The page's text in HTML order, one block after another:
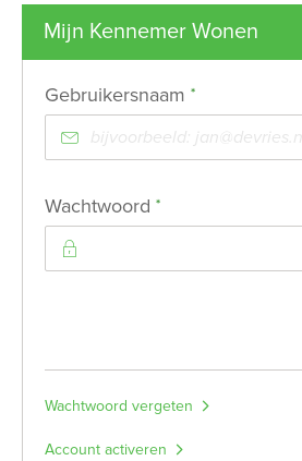
Mijn Kennemer Wonen
Gebruikersnaam *
Wachtwoord *
Wachtwoord vergeten
Account activeren